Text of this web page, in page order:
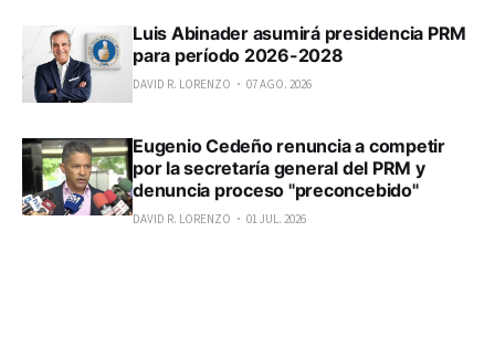
Luis Abinader asumirá presidencia PRM
para período 2026-2028
DAVID R. LORENZO 07 AGO. 2026
Eugenio Cedeño renuncia a competir
por la secretaría general del PRM y
denuncia proceso "preconcebido"
DAVID R. LORENZO 01 JUL. 2026